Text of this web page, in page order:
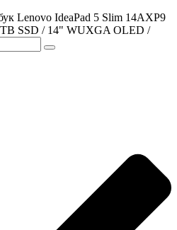
Lenovo IdeaPad 5 Slim 14AXP9
SSD / 14" WUXGA OLED /